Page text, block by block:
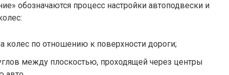
обозначаются процесс настройки автоподвески и
колес по отношению к поверхности дороги;
между плоскостью, проходящей через центры